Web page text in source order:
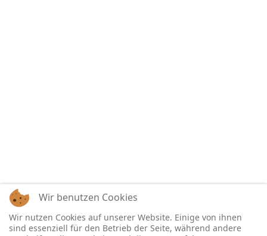
Wir benutzen Cookies
Wir nutzen Cookies auf unserer Website. Einige von ihnen
sind essenziell für den Betrieb der Seite, während andere